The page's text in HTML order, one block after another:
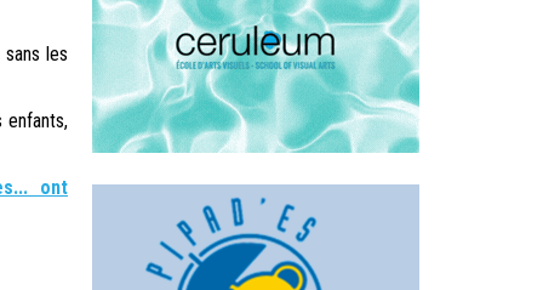
les
enfants,
ont